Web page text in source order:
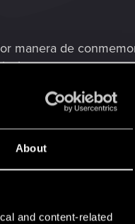
About
and content-related
manera de
de The Witcher 3:
ocasión y reforzada
con un sonido
de Geralt de Rivia a
vez o por centésima